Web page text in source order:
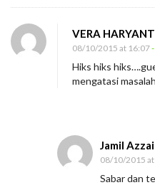
VERA
08/10/2015 at 16:07
Hiks hiks
mengatasi
Jamil
08/10/2015
Sabar dan